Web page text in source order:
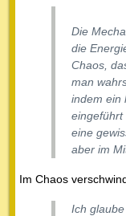
Die
die
Chaos,
man
indem ein
eingeführt
eine
aber im
Im Chaos
Ich